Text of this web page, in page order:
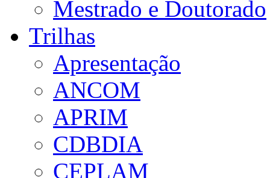
Mestrado e Doutorado
Trilhas
Apresentação
ANCOM
APRIM
CDBDIA
CEPLAM